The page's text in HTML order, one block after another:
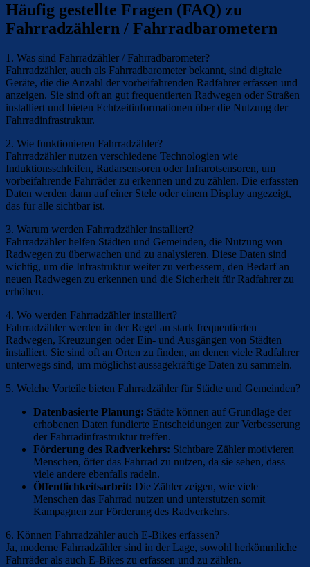
Häufig gestellte Fragen (FAQ) zu
Fahrradzählern / Fahrradbarometern
1. Was sind Fahrradzähler / Fahrradbarometer?
Fahrradzähler, auch als Fahrradbarometer bekannt, sind digitale
Geräte, die die Anzahl der vorbeifahrenden Radfahrer erfassen und
anzeigen. Sie sind oft an gut frequentierten Radwegen oder Straßen
installiert und bieten Echtzeitinformationen über die Nutzung der
Fahrradinfrastruktur.
2. Wie funktionieren Fahrradzähler?
Fahrradzähler nutzen verschiedene Technologien wie
Induktionsschleifen, Radarsensoren oder Infrarotsensoren, um
vorbeifahrende Fahrräder zu erkennen und zu zählen. Die erfassten
Daten werden dann auf einer Stele oder einem Display angezeigt,
das für alle sichtbar ist.
3. Warum werden Fahrradzähler installiert?
Fahrradzähler helfen Städten und Gemeinden, die Nutzung von
Radwegen zu überwachen und zu analysieren. Diese Daten sind
wichtig, um die Infrastruktur weiter zu verbessern, den Bedarf an
neuen Radwegen zu erkennen und die Sicherheit für Radfahrer zu
erhöhen.
4. Wo werden Fahrradzähler installiert?
Fahrradzähler werden in der Regel an stark frequentierten
Radwegen, Kreuzungen oder Ein- und Ausgängen von Städten
installiert. Sie sind oft an Orten zu finden, an denen viele Radfahrer
unterwegs sind, um möglichst aussagekräftige Daten zu sammeln.
5. Welche Vorteile bieten Fahrradzähler für Städte und Gemeinden?
Datenbasierte Planung: Städte können auf Grundlage der
erhobenen Daten fundierte Entscheidungen zur Verbesserung
der Fahrradinfrastruktur treffen.
Förderung des Radverkehrs: Sichtbare Zähler motivieren
Menschen, öfter das Fahrrad zu nutzen, da sie sehen, dass
viele andere ebenfalls radeln.
Öffentlichkeitsarbeit: Die Zähler zeigen, wie viele
Menschen das Fahrrad nutzen und unterstützen somit
Kampagnen zur Förderung des Radverkehrs.
6. Können Fahrradzähler auch E-Bikes erfassen?
Ja, moderne Fahrradzähler sind in der Lage, sowohl herkömmliche
Fahrräder als auch E-Bikes zu erfassen und zu zählen.